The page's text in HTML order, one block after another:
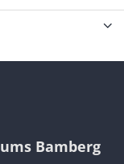
Bamberg